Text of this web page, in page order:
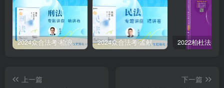
2024众合法考-柏浪涛刑法-精讲卷pdf电子版（附视频1-76全） 2024众合法考-孟献贵民法-精讲卷.pdf
上一篇
下一篇